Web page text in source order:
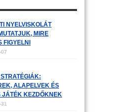
NYELVISKOLÁT
MIRE
FIGYELNI
ALAPELVEK ÉS
JÁTÉK KEZDŐKNEK